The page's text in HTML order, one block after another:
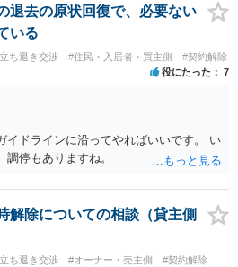
りなくなってしまうからです。 そのよう
行って欲しい」と考えていれば、引き続
い可能性があります。 ２・弁護士が事
滞納状況で見立てが変わりますし、そ
ご希望に沿える活動を保障できず、 依
です。依頼を受けるにしても厳しめの
なる可能性があります。 定型的な事件
金額もなんともいえないと思います。
を確認されるとよいと思います。 ３・
りに裁判所とのやりとりを行うことが可
いればウェブ会議で裁判を実施する場
ご本人さんも同行してもらう必要が和解
す。
退去の原状回復で、必要ない
いる
ち退き交渉 #住民・入居者・買主側 #契約解除
役にたった 7
イドラインに沿ってやればいいです。 い
停もありますね。
解除についての相談（貸主側
ち退き交渉 #オーナー・売主側
#契約解除